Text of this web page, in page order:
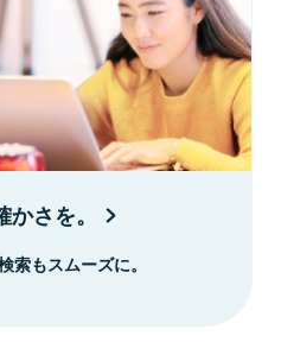
さを。
索もスムーズに。